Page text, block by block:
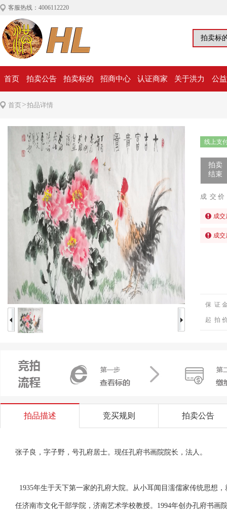
客服热线：4006112220
首页 拍卖公告 拍卖标的 招商中心 认证商家 关于洪力 公
首页>拍品详情
线上支
拍卖
结束
成 交 价
成
成
保 证
起 拍
拍品描述 竞买规则 拍卖公告
张子良，字子野，号孔府居士。现任孔府书画院院长，法人。
1935年生于天下第一家的孔府大院。从小耳闻目濡儒家传统思想
任济南市文化干部学院，济南艺术学校教授。1994年创办孔府书画